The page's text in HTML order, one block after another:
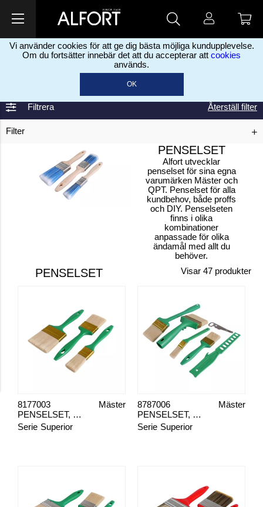
Vi använder cookies för att ge dig bästa möjliga kundupplevelse.
Om du fortsätter innebär det att du accepterar att cookies
används.
OK
Penslar >
Filtrera
Filter
Återställ filter
PENSELSET
Alfort utvecklar
penselset för sina egna
varumärken Mäster och
QPT. Penselset för alla
kundbehov, både proffs
och DIY. Penselseten
finns i olika
kombinationer
anpassade för olika
ändamål med allt du
behöver.
PENSELSET Visar 47 produkter
PENSELSET, MÅLA INNE 3-PACK, SUPERIOR BLOND
Mäster
8177003
Serie Superior
PENSELSET, MÅLA FASAD 6-PACK, SUPERIOR BLOND
Mäster
8787006
Serie Superior